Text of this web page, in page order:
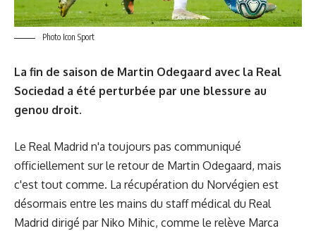
Photo Icon Sport
La fin de saison de Martin Odegaard avec la Real
Sociedad a été perturbée par une blessure au
genou droit.
Le Real Madrid n'a toujours pas communiqué
officiellement sur le retour de Martin Odegaard, mais
c'est tout comme. La récupération du Norvégien est
désormais entre les mains du staff médical du Real
Madrid dirigé par Niko Mihic, comme le relève Marca